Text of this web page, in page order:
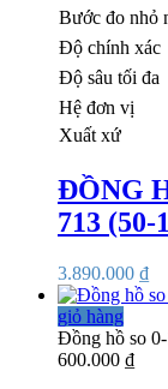
Bước đo nhỏ
Độ chính xác
Độ sâu tối đa
Hệ đơn vị
Xuất xứ
ĐỒNG
713 (50-
3.890.000 ₫
giỏ hàng
Đồng hồ so
600.000 ₫